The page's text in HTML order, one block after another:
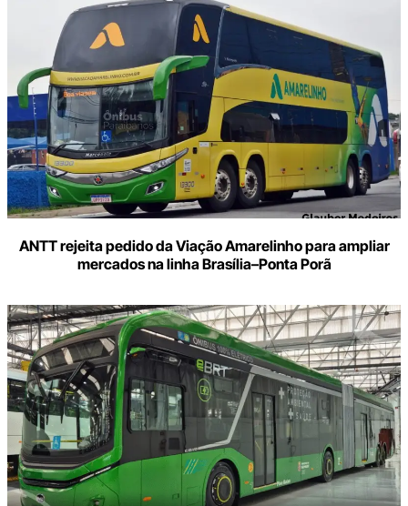
ANTT rejeita pedido da Viação Amarelinho para ampliar
mercados na linha Brasília–Ponta Porã